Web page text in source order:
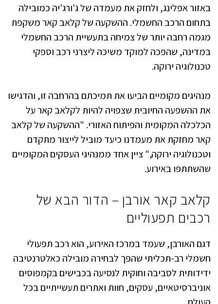
באזור אפלינג, ולחזק את מעמדה של ג'ורג'יה כמובילה
בתחום הרכב החשמלי. ההשקעה של קלאב קאר משקפת
מגמה רחבה יותר של צמיחה בתעשיית הרכב החשמלי
במדינה, שהפכה למוקד משיכה ליצרני רכב וספקי
טכנולוגיה ירוקה.
מנהיגים מקומיים הביעו את תמיכתם בהרחבה זו, והדגישו
את ההשפעה החיובית שצפויה להיות לקלאב קאר על
הכלכלה המקומית והפיתוח האזורי. "ההשקעה של קלאב
קאר מחזקת את מעמדנו כיעד מוביל לייצור מתקדם
וטכנולוגיה ירוקה," ציין אחד ממנהיגי העסקים המקומיים
שהשתתפו באירוע.
קלאב קאר אורבן – הדור הבא של
רכבים תפעוליים
דגם האורבן, שעמד במרכז האירוע, הוא רכב תפעולי
חשמלי רב-תכליתי שהפך לבחירה מובילה כאלטרנטיבה
ידידותית לסביבה וחוקית לנסיעה בכבישים בקמפוסים
אוניברסיטאיים, עסקים, חוות ואתרים תעשייתיים בכל